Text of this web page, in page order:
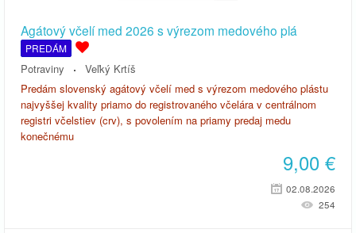
Agátový včelí med 2026 s výrezom medového plá
PREDÁM
Potraviny
Veľký Krtíš
Predám slovenský agátový včelí med s výrezom medového plástu
najvyššej kvality priamo do registrovaného včelára v centrálnom
registri včelstiev (crv), s povolením na priamy predaj medu
konečnému
9,00 €
02.08.2026
254